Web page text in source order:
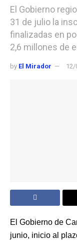
El Gobierno
31 de julio la
finalizadas en
2,6 millones de
by El Mirador 12/
El Gobierno de
junio, inicio al